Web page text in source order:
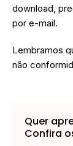
download,
por e-mail.
Lembramos
não
Quer
Confira